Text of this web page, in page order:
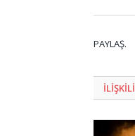
PAYLAŞ.
ILIŞKILI